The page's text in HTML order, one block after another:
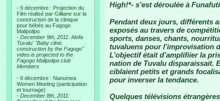
- 9 décembre : Projection du
Film réalisé par Gilliane sur la
construction de la clinique
pour bébés au Fagogo
Malipolipo
- December 9th, 2011: Alofa
Tuvalu' "Baby clinic
construction by the Fagogo"
video is projected to the
Fagogo Malipolipo club
Members
- 8 décembre : Nanumea
Women Meeting (participation
et tournage)
- December 8th, 2011:
High!*- s’est déroulée à
Pendant deux jours, différents
exposés au travers de
sports, danses, chants,
tuvaluens pour l’improvisation
L’objectif était d’amplifiier la
nation de Tuvalu disparaissait.
ciblaient petits et grands
pour inverser la tendance.
Quelques télévisions